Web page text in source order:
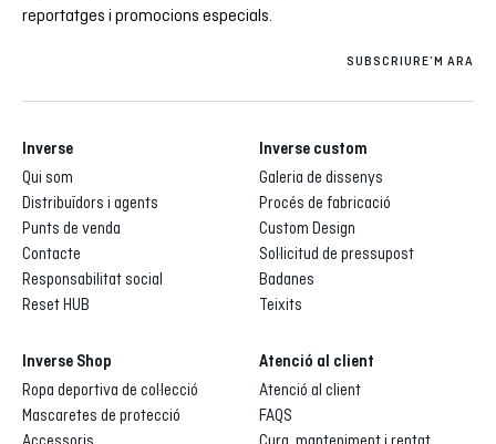
reportatges i promocions especials.
SUBSCRIURE’M ARA
Inverse
Qui som
Distribuïdors i agents
Punts de venda
Contacte
Responsabilitat social
Reset HUB
Inverse custom
Galeria de dissenys
Procés de fabricació
Custom Design
Sol·licitud de pressupost
Badanes
Teixits
Inverse Shop
Ropa deportiva de col·lecció
Mascaretes de protecció
Accessoris
Atenció al client
Atenció al client
FAQS
Cura, manteniment i rentat